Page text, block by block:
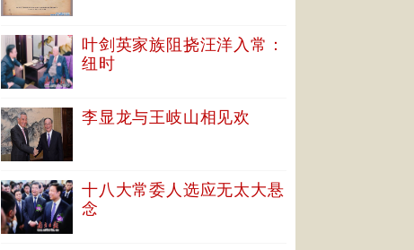
叶剑英家族阻挠汪洋入常：
纽时
李显龙与王岐山相见欢
十八大常委人选应无太大悬
念